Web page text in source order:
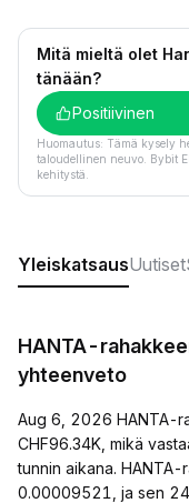
Mitä mieltä olet
tänään?
Positiivinen
Huomautus: Tämä kysely
taloudellinen neuvo. Bybit
kehitystä.
YleiskatsausUutiset
HANTA-
yhteenveto
Aug 6, 2026 HANTA-
CHF96.34K, mikä
tunnin aikana.
0.00009521, ja sen